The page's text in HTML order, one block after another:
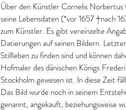
Über den Künstler Cornelis
seine Lebensdaten (*vor 1657 †nach
zum Künstler. Es gibt vereinzelte
Datierungen auf seinen Bildern.
Stillleben zu finden sind und können
Hofmaler des dänischen Königs
Stockholm gewesen ist. In diese Zeit
Das Bild wurde noch in seinem
genannt, angekauft, beziehungsweise